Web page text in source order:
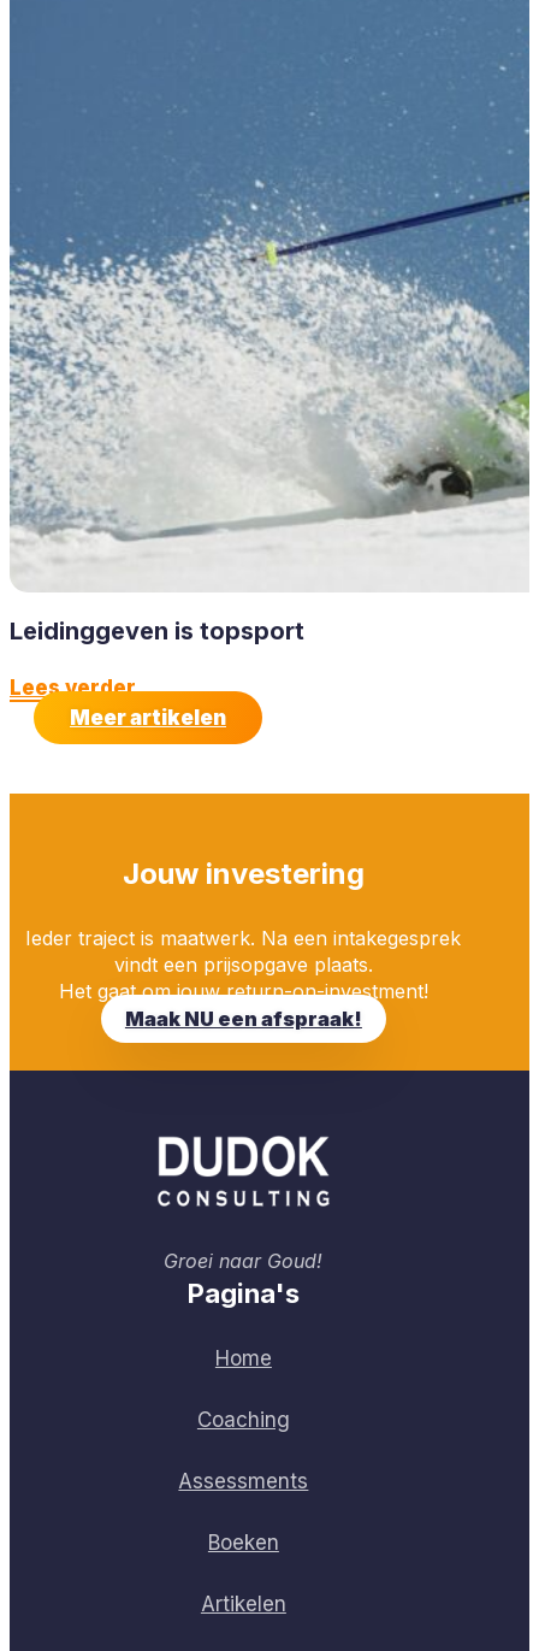
Leidinggeven is topsport
Lees verder
Meer artikelen
Jouw investering
Ieder traject is maatwerk. Na een intakegesprek
vindt een prijsopgave plaats.
Het gaat om jouw return-on-investment!
Maak NU een afspraak!
Groei naar Goud!
Pagina's
Home
Coaching
Assessments
Boeken
Artikelen